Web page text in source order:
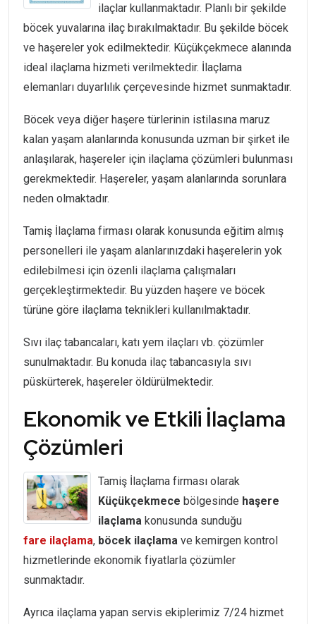
ilaçlar kullanmaktadır. Planlı bir şekilde
böcek yuvalarına ilaç bırakılmaktadır. Bu şekilde böcek
ve haşereler yok edilmektedir. Küçükçekmece alanında
ideal ilaçlama hizmeti verilmektedir. İlaçlama
elemanları duyarlılık çerçevesinde hizmet sunmaktadır.
Böcek veya diğer haşere türlerinin istilasına maruz
kalan yaşam alanlarında konusunda uzman bir şirket ile
anlaşılarak, haşereler için ilaçlama çözümleri bulunması
gerekmektedir. Haşereler, yaşam alanlarında sorunlara
neden olmaktadır.
Tamiş İlaçlama firması olarak konusunda eğitim almış
personelleri ile yaşam alanlarınızdaki haşerelerin yok
edilebilmesi için özenli ilaçlama çalışmaları
gerçekleştirmektedir. Bu yüzden haşere ve böcek
türüne göre ilaçlama teknikleri kullanılmaktadır.
Sıvı ilaç tabancaları, katı yem ilaçları vb. çözümler
sunulmaktadır. Bu konuda ilaç tabancasıyla sıvı
püskürterek, haşereler öldürülmektedir.
Ekonomik ve Etkili İlaçlama
Çözümleri
Tamiş İlaçlama firması olarak
Küçükçekmece bölgesinde haşere
ilaçlama konusunda sunduğu
fare ilaçlama, böcek ilaçlama ve kemirgen kontrol
hizmetlerinde ekonomik fiyatlarla çözümler
sunmaktadır.
Ayrıca ilaçlama yapan servis ekiplerimiz 7/24 hizmet